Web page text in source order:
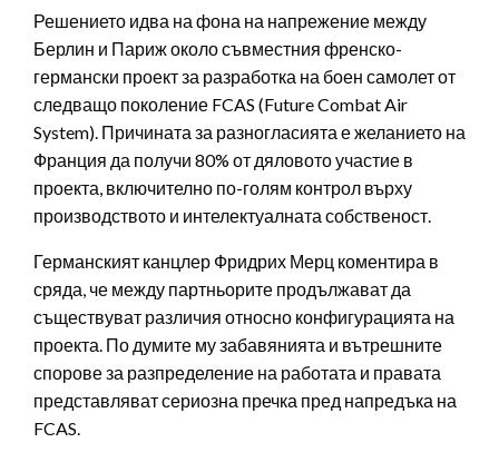
Решението идва на фона на напрежение между
Берлин и Париж около съвместния френско-
германски проект за разработка на боен самолет от
следващо поколение FCAS (Future Combat Air
System). Причината за разногласията е желанието на
Франция да получи 80% от дяловото участие в
проекта, включително по-голям контрол върху
производството и интелектуалната собственост.
Германският канцлер Фридрих Мерц коментира в
сряда, че между партньорите продължават да
съществуват различия относно конфигурацията на
проекта. По думите му забавянията и вътрешните
спорове за разпределение на работата и правата
представляват сериозна пречка пред напредъка на
FCAS.